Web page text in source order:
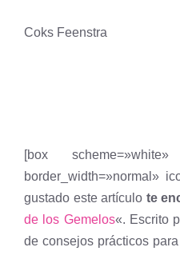
Coks Feenstra
[box scheme=»white»
border_width=»normal»
gustado este artículo te
de los Gemelos«. Escrito
de consejos prácticos